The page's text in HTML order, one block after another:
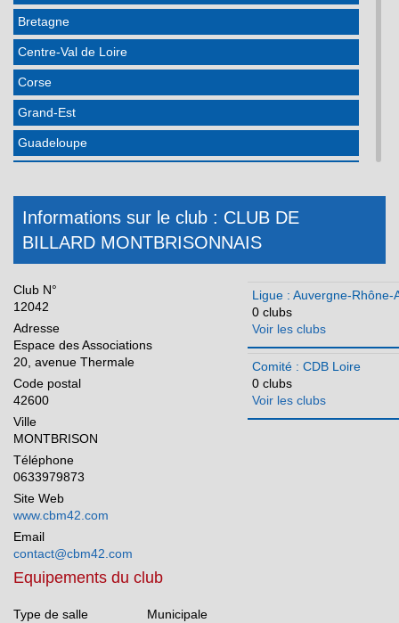
Bretagne
Centre-Val de Loire
Corse
Grand-Est
Guadeloupe
Martinique
Méditerranée
Normandie
Nouvelle Aquitaine
Occitanie
Pays de la Loire
Réunion
Informations sur le club : CLUB DE
BILLARD MONTBRISONNAIS
Club N°
12042
Adresse
Espace des Associations
20, avenue Thermale
Code postal
42600
Ville
MONTBRISON
Téléphone
0633979873
Site Web
www.cbm42.com
Email
contact@cbm42.com
Ligue : Auvergne-Rhône-
0 clubs
Voir les clubs
Comité : CDB Loire
0 clubs
Voir les clubs
Equipements du club
Type de salle
Municipale